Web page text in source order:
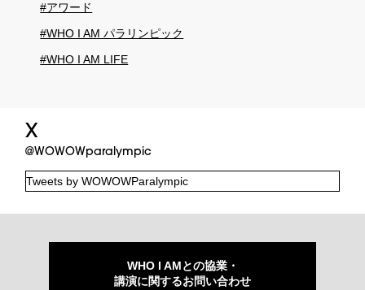
#アワード
#WHO I AM パラリンピック
#WHO I AM LIFE
X
@WOWOWparalympic
Tweets by WOWOWParalympic
WHO I AMとの協業・
講演に関するお問い合わせ